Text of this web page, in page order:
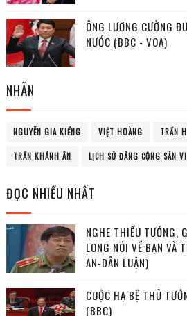
ÔNG LƯƠNG CƯỜNG
NƯỚC (BBC - VOA)
NHÃN
NGUYỄN GIA KIỂNG VIỆT HOÀNG TRẦN
TRẦN KHÁNH ÂN LỊCH SỬ ĐẢNG CỘNG SẢN
ĐỌC NHIỀU NHẤT
NGHE THIẾU TƯỚNG,
LONG NÓI VỀ BẠN VÀ
AN-DÂN LUẬN)
CUỘC HẠ BỆ THỦ
(BBC)